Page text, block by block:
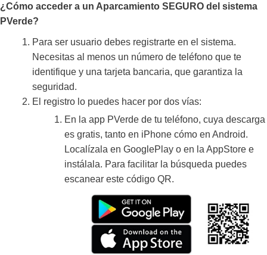
¿Cómo acceder a un Aparcamiento SEGURO del sistema
PVerde?
Para ser usuario debes registrarte en el sistema.
Necesitas al menos un número de teléfono que te
identifique y una tarjeta bancaria, que garantiza la
seguridad.
El registro lo puedes hacer por dos vías:
En la app PVerde de tu teléfono, cuya descarga
es gratis, tanto en iPhone cómo en Android.
Localízala en GooglePlay o en la AppStore e
instálala. Para facilitar la búsqueda puedes
escanear este código QR.